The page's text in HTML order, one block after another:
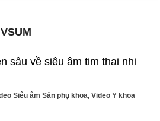
sâu về siêu âm tim thai nhi
Siêu âm Sản phụ khoa, Video Y khoa